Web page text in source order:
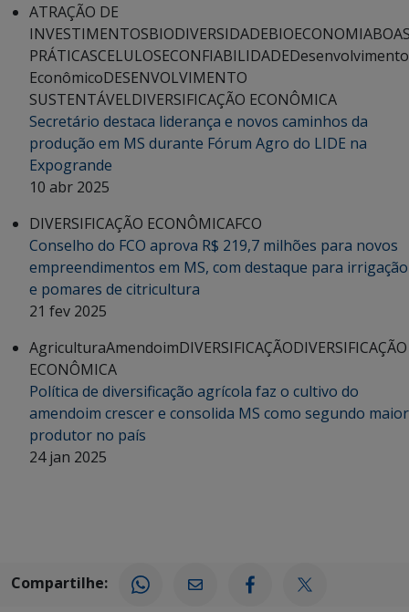
ATRAÇÃO DE
INVESTIMENTOSBIODIVERSIDADEBIOECONOMIA
PRÁTICASCELULOSECONFIABILIDADEDesenvolvimento
EconômicoDESENVOLVIMENTO
SUSTENTÁVELDIVERSIFICAÇÃO ECONÔMICA
Secretário destaca liderança e novos caminhos da
produção em MS durante Fórum Agro do LIDE na
Expogrande
10 abr 2025
DIVERSIFICAÇÃO ECONÔMICAFCO
Conselho do FCO aprova R$ 219,7 milhões para novos
empreendimentos em MS, com destaque para irrigação
e pomares de citricultura
21 fev 2025
AgriculturaAmendoimDIVERSIFICAÇÃODIVERSIFICAÇÃO
ECONÔMICA
Política de diversificação agrícola faz o cultivo do
amendoim crescer e consolida MS como segundo maior
produtor no país
24 jan 2025
Compartilhe: